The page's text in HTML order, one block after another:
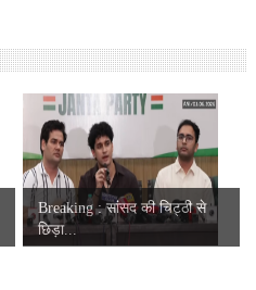
Breaking : सांसद की चिट्ठी से
छिड़ा...